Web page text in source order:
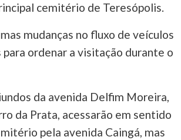
cemitério de Teresópolis.
mudanças no fluxo de veículos
para ordenar a visitação durante o
da avenida Delfim Moreira,
da Prata, acessarão em sentido
pela avenida Caingá, mas